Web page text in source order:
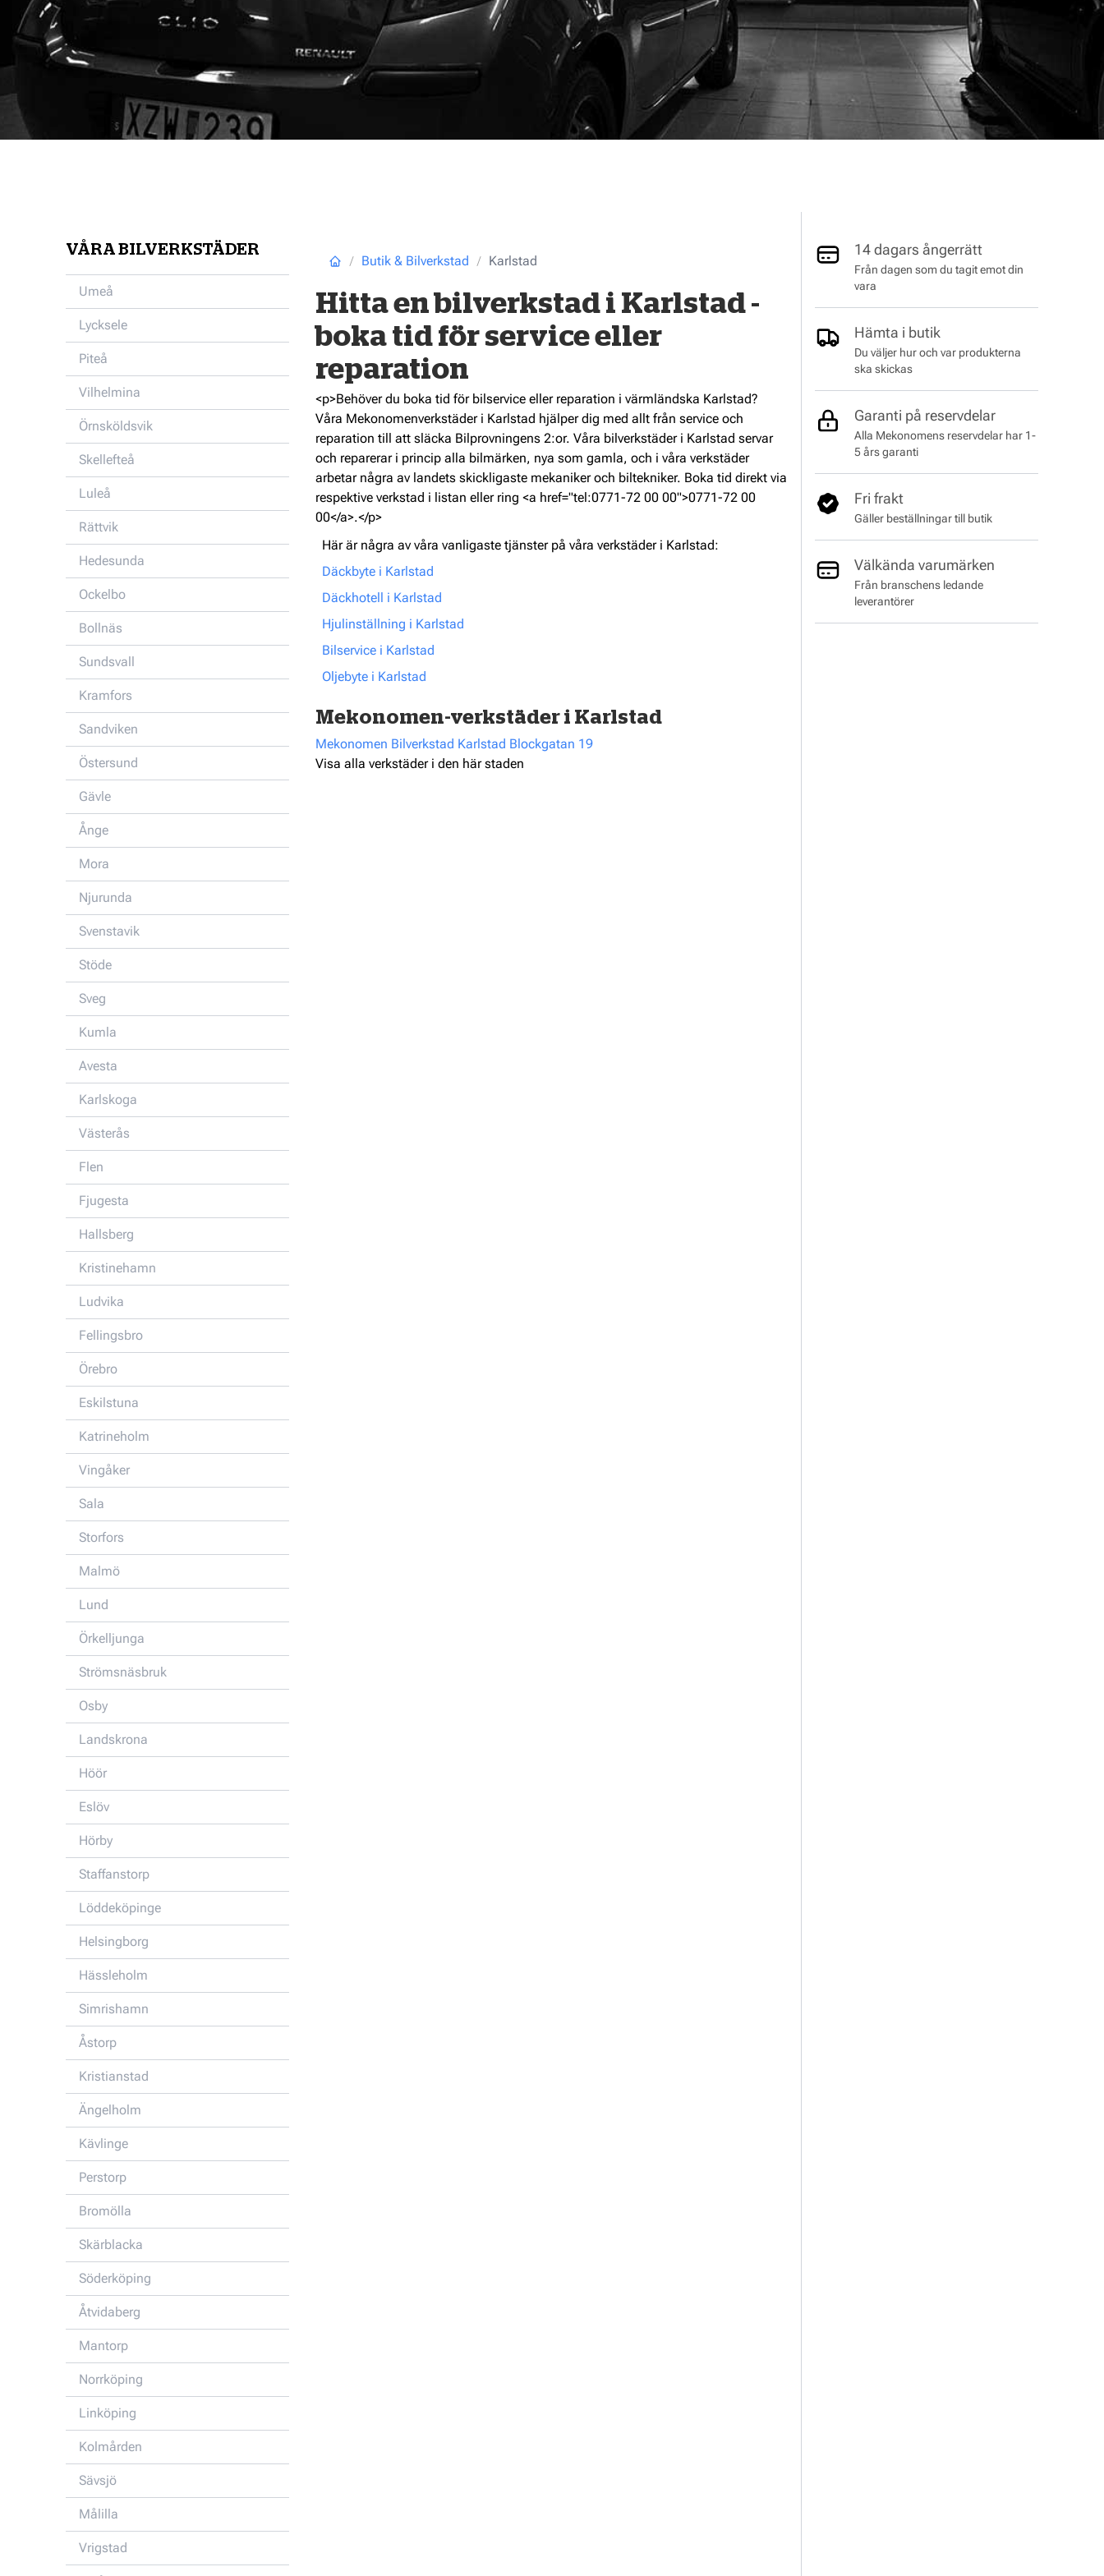
VÅRA BILVERKSTÄDER
Umeå
Lycksele
Piteå
Vilhelmina
Örnsköldsvik
Skellefteå
Luleå
Rättvik
Hedesunda
Ockelbo
Bollnäs
Sundsvall
Kramfors
Sandviken
Östersund
Gävle
Ånge
Mora
Njurunda
Svenstavik
Stöde
Sveg
Kumla
Avesta
Karlskoga
Västerås
Flen
Fjugesta
Hallsberg
Kristinehamn
Ludvika
Fellingsbro
Örebro
Eskilstuna
Katrineholm
Vingåker
Sala
Storfors
Malmö
Lund
Örkelljunga
Strömsnäsbruk
Osby
Landskrona
Höör
Eslöv
Hörby
Staffanstorp
Löddeköpinge
Helsingborg
Hässleholm
Simrishamn
Åstorp
Kristianstad
Ängelholm
Kävlinge
Perstorp
Bromölla
Skärblacka
Söderköping
Åtvidaberg
Mantorp
Norrköping
Linköping
Kolmården
Sävsjö
Målilla
Vrigstad
Butik & Bilverkstad Karlstad
Hitta en bilverkstad i Karlstad -
boka tid för service eller
reparation
<p>Behöver du boka tid för bilservice eller reparation i värmländska Karlstad?
Våra Mekonomenverkstäder i Karlstad hjälper dig med allt från service och
reparation till att släcka Bilprovningens 2:or. Våra bilverkstäder i Karlstad servar
och reparerar i princip alla bilmärken, nya som gamla, och i våra verkstäder
arbetar några av landets skickligaste mekaniker och biltekniker. Boka tid direkt via
respektive verkstad i listan eller ring <a href="tel:0771-72 00 00">0771-72 00
00</a>.</p>
Här är några av våra vanligaste tjänster på våra verkstäder i Karlstad:
Däckbyte i Karlstad
Däckhotell i Karlstad
Hjulinställning i Karlstad
Bilservice i Karlstad
Oljebyte i Karlstad
Mekonomen-verkstäder i Karlstad
Mekonomen Bilverkstad Karlstad Blockgatan 19
Visa alla verkstäder i den här staden
14 dagars ångerrätt
Från dagen som du tagit emot din
vara
Hämta i butik
Du väljer hur och var produkterna
ska skickas
Garanti på reservdelar
Alla Mekonomens reservdelar har 1-
5 års garanti
Fri frakt
Gäller beställningar till butik
Välkända varumärken
Från branschens ledande
leverantörer